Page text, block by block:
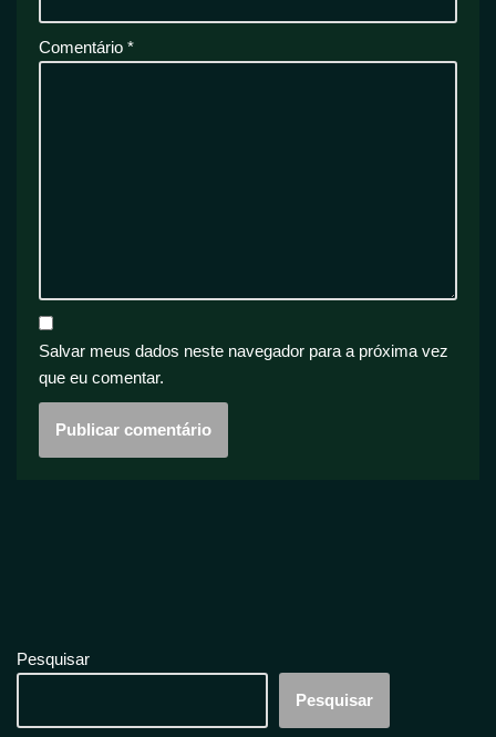
Comentário *
Salvar meus dados neste navegador para a próxima vez
que eu comentar.
Pesquisar
Pesquisar